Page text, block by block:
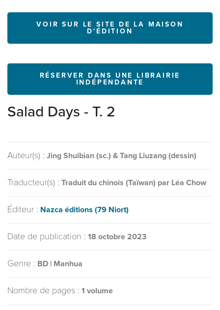
VOIR SUR LE SITE DE LA MAISON
D'ÉDITION
RÉSERVER DANS UNE LIBRAIRIE
INDÉPENDANTE
Salad Days - T. 2
Auteur(s) : Jing Shuibian (sc.) & Tang Liuzang (dessin)
Traducteur(s) : Traduit du chinois (Taïwan) par Léa Chow
Éditeur : Nazca éditions (79 Niort)
Date de publication : 18 octobre 2023
Genre : BD | Manhua
Nombre de pages : 1 volume